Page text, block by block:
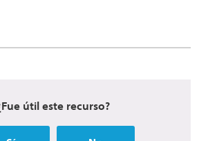
útil este recurso?